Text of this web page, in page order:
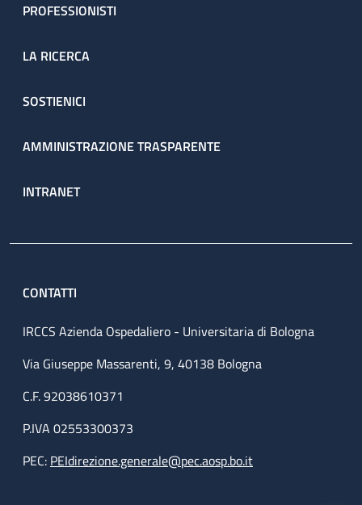
PROFESSIONISTI
LA RICERCA
SOSTIENICI
AMMINISTRAZIONE TRASPARENTE
INTRANET
CONTATTI
IRCCS Azienda Ospedaliero - Universitaria di Bologna
Via Giuseppe Massarenti, 9, 40138 Bologna
C.F. 92038610371
P.IVA 02553300373
PEC: PEIdirezione.generale@pec.aosp.bo.it